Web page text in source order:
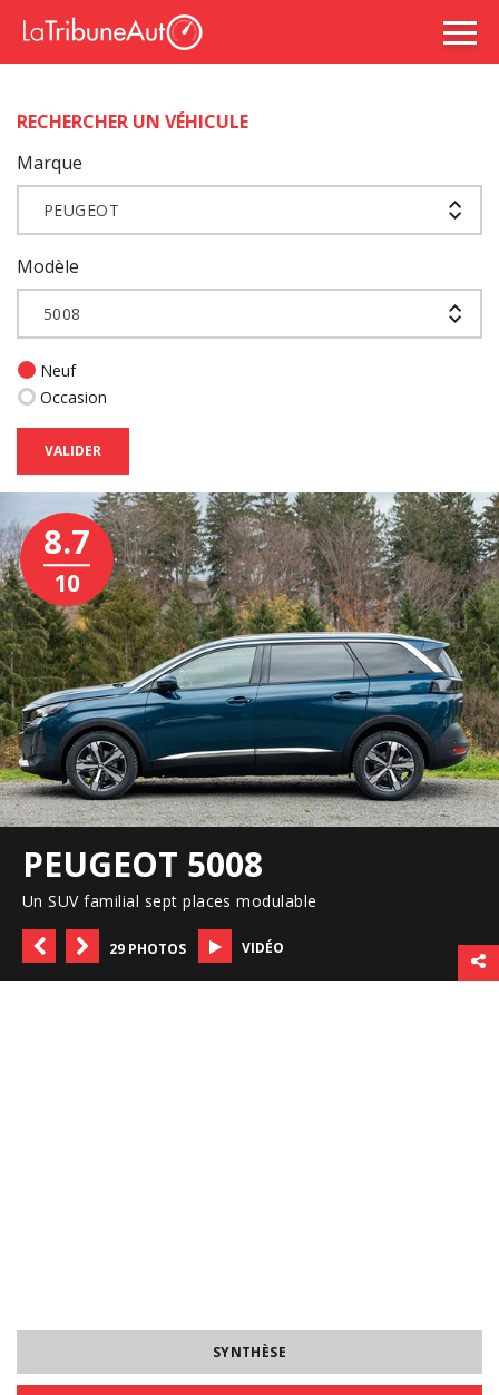
RECHERCHER UN VÉHICULE
Marque
PEUGEOT
Modèle
5008
Neuf
Occasion
VALIDER
8.7
10
PEUGEOT 5008
Un SUV familial sept places modulable
29 PHOTOS VIDÉO
SYNTHÈSE